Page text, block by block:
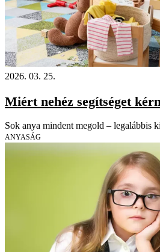
2026. 03. 25.
Miért nehéz segítséget
Sok anya mindent megold – legalábbis
ANYASÁG